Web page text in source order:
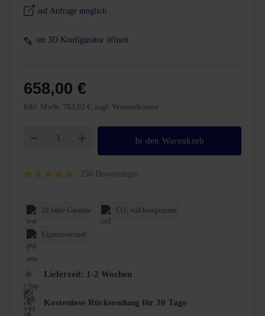
250 Bewertungen
10 Jahre Garantie CO₂ voll kompensiert
Expressversand
Lieferzeit: 1-2 Wochen
Kostenlose Rücksendung für 30 Tage
658,00 €
Inkl. MwSt. 783,02 €, zzgl. Versandkosten
auf Anfrage möglich
im 3D Konfigurator öffnen
Produkt Anzahl: Gib den gewünschten
In den Warenkorb